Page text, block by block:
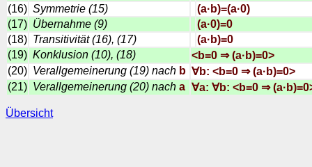
(16) Symmetrie (15)
(a·b)=(a·0)
(17) Übernahme (9)
(a·0)=0
(18) Transitivität (16), (17)
(a·b)=0
(19) Konklusion (10), (18)
<b=0 ⇒ (a·b)=0>
(20) Verallgemeinerung (19) nach b ∀b: <b=0 ⇒ (a·b)=0>
(21) Verallgemeinerung (20) nach a ∀a: ∀b: <b=0 ⇒
Übersicht